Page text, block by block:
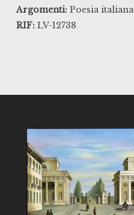
Argomenti: Poesia italiana
RIF: LV-12738